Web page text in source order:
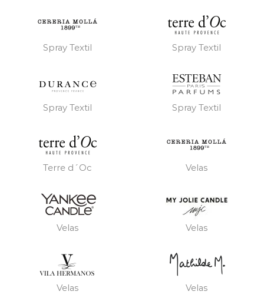
Spray Textil Spray Textil
Spray Textil Spray Textil
Terre d´Oc Velas
Velas Velas
Velas Velas